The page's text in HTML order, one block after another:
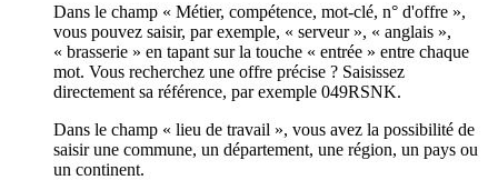
Dans le champ « Métier, compétence, mot-clé, n° d'offre »,
vous pouvez saisir, par exemple, « serveur », « anglais »,
« brasserie » en tapant sur la touche « entrée » entre chaque
mot. Vous recherchez une offre précise ? Saisissez
directement sa référence, par exemple 049RSNK.
Dans le champ « lieu de travail », vous avez la possibilité de
saisir une commune, un département, une région, un pays ou
un continent.